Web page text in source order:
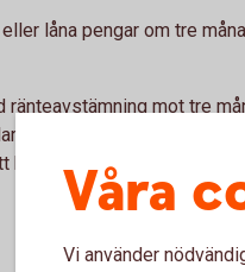
låna pengar om tre
mot tre
kring 12 stycken
har en god
Våra
Vi använder